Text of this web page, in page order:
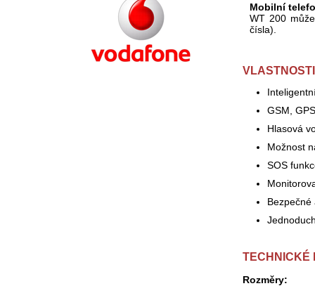
Mobilní
WT 200
čísla).
VLASTNOSTI
GSM,
Hlasová
Možnost
SOS
TECHNICKÉ
Rozměry: